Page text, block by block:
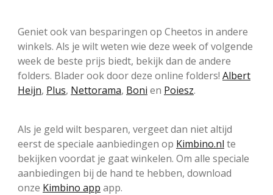
Geniet ook van besparingen op Cheetos in andere
winkels. Als je wilt weten wie deze week of volgende
week de beste prijs biedt, bekijk dan de andere
folders. Blader ook door deze online folders! Albert
Heijn, Plus, Nettorama, Boni en Poiesz.
Als je geld wilt besparen, vergeet dan niet altijd
eerst de speciale aanbiedingen op Kimbino.nl te
bekijken voordat je gaat winkelen. Om alle speciale
aanbiedingen bij de hand te hebben, download
onze Kimbino app app.